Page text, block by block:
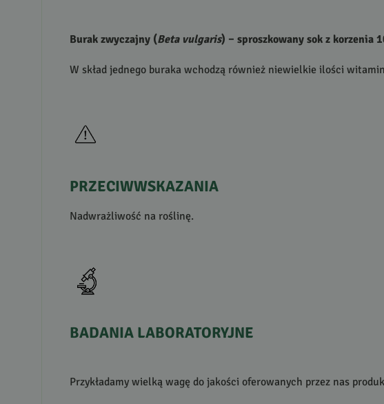
Burak zwyczajny (Beta vulgaris) – sproszkowany sok z korzenia
W skład jednego buraka wchodzą również niewielkie ilości
PRZECIWWSKAZANIA
Nadwrażliwość na roślinę.
BADANIA LABORATORYJNE
Przykładamy wielką wagę do jakości oferowanych przez nas